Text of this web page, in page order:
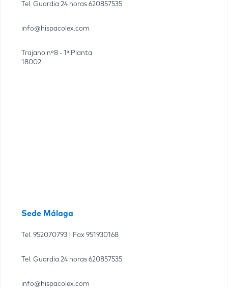
Tel. Guardia 24 horas 620857535
info@hispacolex.com
Trajano nº8 - 1ª Planta
18002
Sede Málaga
Tel. 952070793 | Fax 951930168
Tel. Guardia 24 horas 620857535
info@hispacolex.com